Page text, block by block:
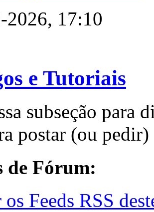
2026, 17:10
e Tutoriais
subseção para
postar (ou
de Fórum:
os Feeds RSS